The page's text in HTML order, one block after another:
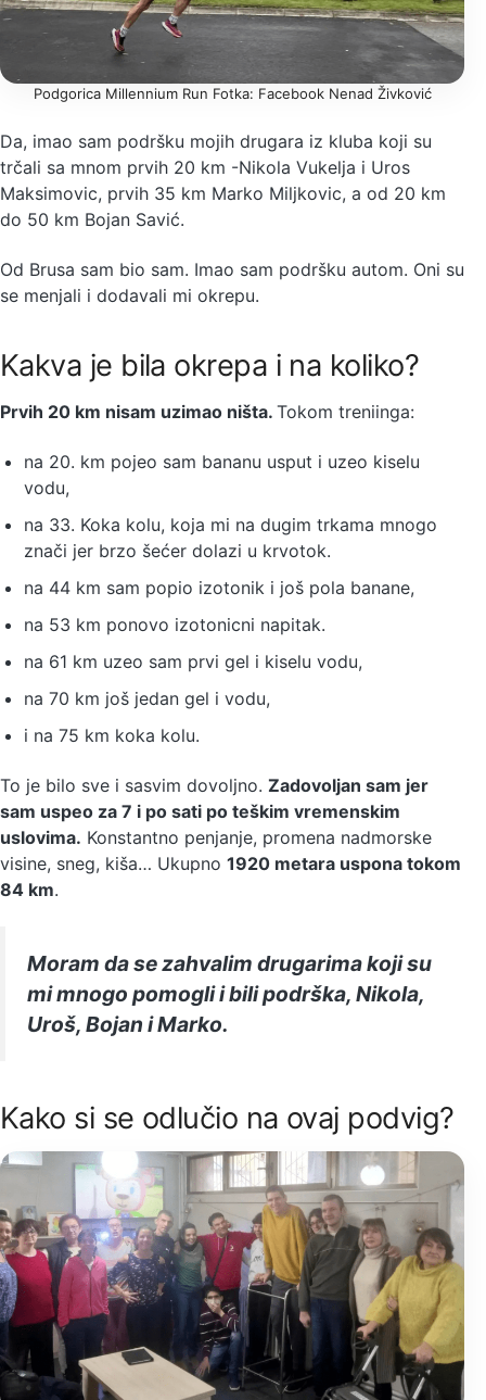
Podgorica Millennium Run Fotka: Facebook Nenad Živković
Da, imao sam podršku mojih drugara iz kluba koji su
trčali sa mnom prvih 20 km -Nikola Vukelja i Uros
Maksimovic, prvih 35 km Marko Miljkovic, a od 20 km
do 50 km Bojan Savić.
Od Brusa sam bio sam. Imao sam podršku autom. Oni su
se menjali i dodavali mi okrepu.
Kakva je bila okrepa i na koliko?
Prvih 20 km nisam uzimao ništa. Tokom treniinga:
na 20. km pojeo sam bananu usput i uzeo kiselu
vodu,
na 33. Koka kolu, koja mi na dugim trkama mnogo
znači jer brzo šećer dolazi u krvotok.
na 44 km sam popio izotonik i još pola banane,
na 53 km ponovo izotonicni napitak.
na 61 km uzeo sam prvi gel i kiselu vodu,
na 70 km još jedan gel i vodu,
i na 75 km koka kolu.
To je bilo sve i sasvim dovoljno. Zadovoljan sam jer
sam uspeo za 7 i po sati po teškim vremenskim
uslovima. Konstantno penjanje, promena nadmorske
visine, sneg, kiša… Ukupno 1920 metara uspona tokom
84 km.
Moram da se zahvalim drugarima koji su
mi mnogo pomogli i bili podrška, Nikola,
Uroš, Bojan i Marko.
Kako si se odlučio na ovaj podvig?